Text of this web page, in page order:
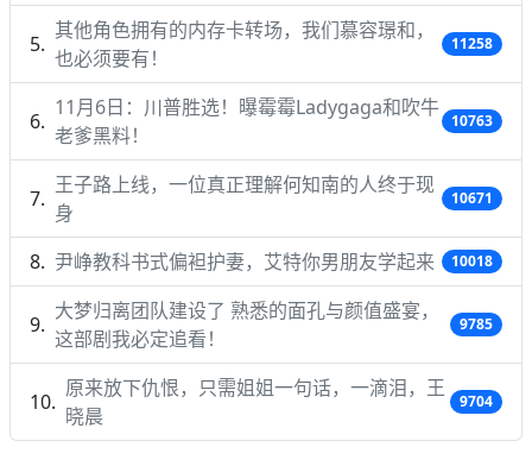
其他角色拥有的内存卡转场，我们慕容璟和，
也必须要有！
11258
11月6日：川普胜选！曝霉霉Ladygaga和吹牛
老爹黑料！
10763
王子路上线，一位真正理解何知南的人终于现
身
10671
尹峥教科书式偏袒护妻，艾特你男朋友学起来 10018
大梦归离团队建设了 熟悉的面孔与颜值盛宴，
这部剧我必定追看！
9785
原来放下仇恨，只需姐姐一句话，一滴泪，王
晓晨
9704